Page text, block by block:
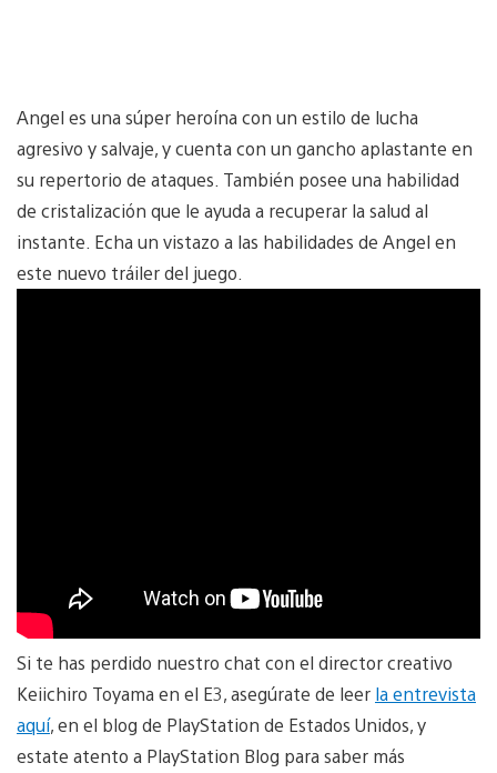
Angel es una súper heroína con un estilo de lucha
agresivo y salvaje, y cuenta con un gancho aplastante en
su repertorio de ataques. También posee una habilidad
de cristalización que le ayuda a recuperar la salud al
instante. Echa un vistazo a las habilidades de Angel en
este nuevo tráiler del juego.
Si te has perdido nuestro chat con el director creativo
Keiichiro Toyama en el E3, asegúrate de leer la entrevista
aquí, en el blog de PlayStation de Estados Unidos, y
estate atento a PlayStation Blog para saber más